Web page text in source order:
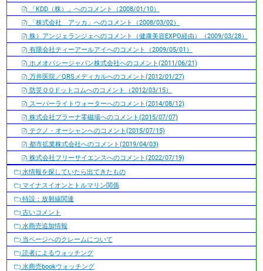
「KDD（株）」へのコメント（2008/01/10）
「株式会社 アッカ」へのコメント（2008/03/02）
株）アンジェランジェへのコメント（健康美容EXPO経由）（2009/03/28）
有限会社ティーアールアイへのコメント（2009/05/01）
ホメオパシージャパン株式会社へのコメント(2011/06/21)
万井医院／QRSメディカルへのコメント(2012/01/27)
防災ＱＱドットコムへのコメント（2012/03/15）
スーパーライトウォーターへのコメント(2014/08/12)
株式会社プラーナ零磁場へのコメント(2015/07/07)
テクノ・オーシャンへのコメント(2015/07/15)
都市拡業株式会社へのコメント(2019/04/03)
株式会社フリーサイエンスへのコメント(2022/07/19)
水情報を探していたら出てきたもの
マイナスイオンとトルマリン関係
特設：放射線関連
古いコメント
水商売追加情報
当ページへのクレームについて
読者によるウォッチング
水商売bookウォッチング